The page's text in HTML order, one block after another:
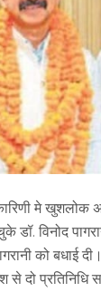
मे खुशलोक
विनोद
को बधाई
से दो